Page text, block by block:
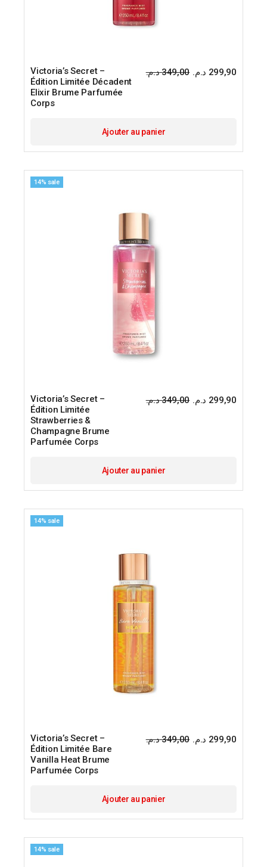
Victoria’s Secret –
Édition Limitée Décadent
Elixir Brume Parfumée
Corps
349,00 د.م.
Le
299,90 د.م.
Le
Ajouter au panier
14% sale
Victoria’s Secret –
Édition Limitée
Strawberries &
Champagne Brume
Parfumée Corps
349,00 د.م.
Le
299,90 د.م.
Le
Ajouter au panier
14% sale
Victoria’s Secret –
Édition Limitée Bare
Vanilla Heat Brume
Parfumée Corps
349,00 د.م.
Le
299,90 د.م.
Le
Ajouter au panier
14% sale